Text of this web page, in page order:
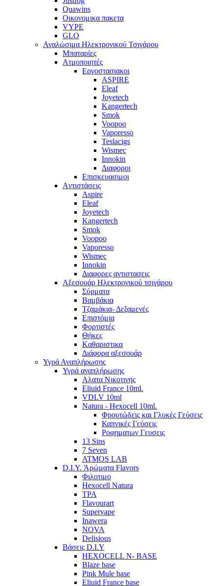
Quawins
Οικονομικα πακετα
VYPE
GLO
Αναλώσιμα Ηλεκτρονικού Τσιγάρου
Μπαταρίες
Ατμοποιητές
Εργοστασιακοι
ΑSPIRE
Eleaf
Joyetech
Kangertech
Smok
Voopoo
Vaporesso
Teslacigs
Wismec
Innokin
Διαφοροι
Επισκευασιμοι
Aντιστάσεις
Aspire
Eleaf
Joyetech
Kangertech
Smok
Voopoo
Vaporesso
Wismec
Ιnnokin
Διαφορες αντιστασεις
Αξεσουάρ Ηλεκτρονικού τσιγάρου
Σύρματα
Βαμβάκια
Τζαμάκια- Δεξαμενές
Επιστόμια
Φορτιστές
Θήκες
Kαθαριστικα
Διάφορα αξεσουάρ
Υγρά Αναπλήρωσης
Υγρά αναπλήρωσης
Aλατα Νικοτινης
Eliuid France 10ml.
VDLV 10ml
Natura - Hexocell 10ml.
Φρουτώδεις και Γλυκές Γεύσεις
Καπνικές Γεύσεις
Ροφηματων Γευσεις
13 Sins
7 Seven
ATMOS LAB
D.I.Y. Άρώματα Flavors
Φιλοτιμο
Hexocell Natura
TPA
Flavourart
Supervape
Inawera
ΝOVA
Delisious
Βάσεις D.I.Y
HEXOCELL N- BASE
Blaze base
Pink Mule base
Eliuid France base